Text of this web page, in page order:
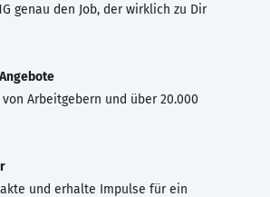
genau den Job, der wirklich zu Dir
Arbeitgebern und über 20.000
und erhalte Impulse für ein